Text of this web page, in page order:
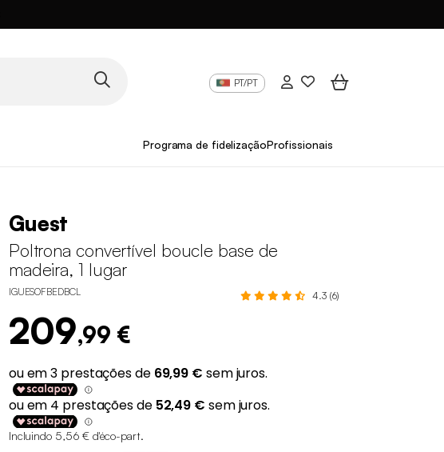
PT/PT
Programa de fidelizaçãoProfissionais
Guest
Poltrona convertível boucle base de
madeira, 1 lugar
IGUESOFBEDBCL 4.3 (6)
209,99 €
Incluindo 5,56 € d'éco-part.